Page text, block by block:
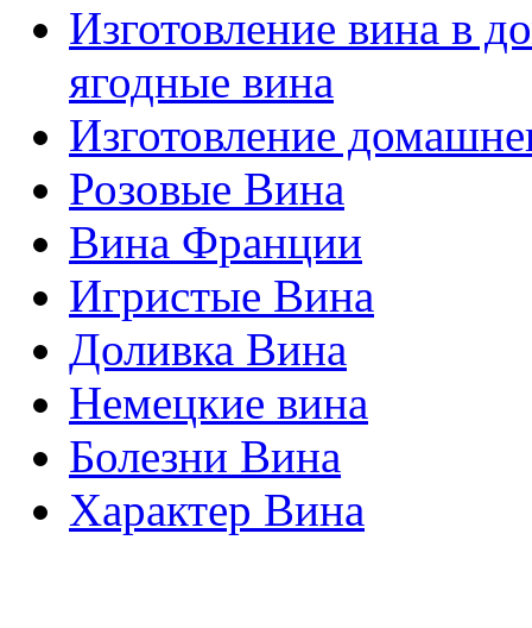
Изготовление вина в
ягодные вина
Изготовление
Розовые Вина
Вина Франции
Игристые Вина
Доливка Вина
Немецкие вина
Болезни Вина
Характер Вина